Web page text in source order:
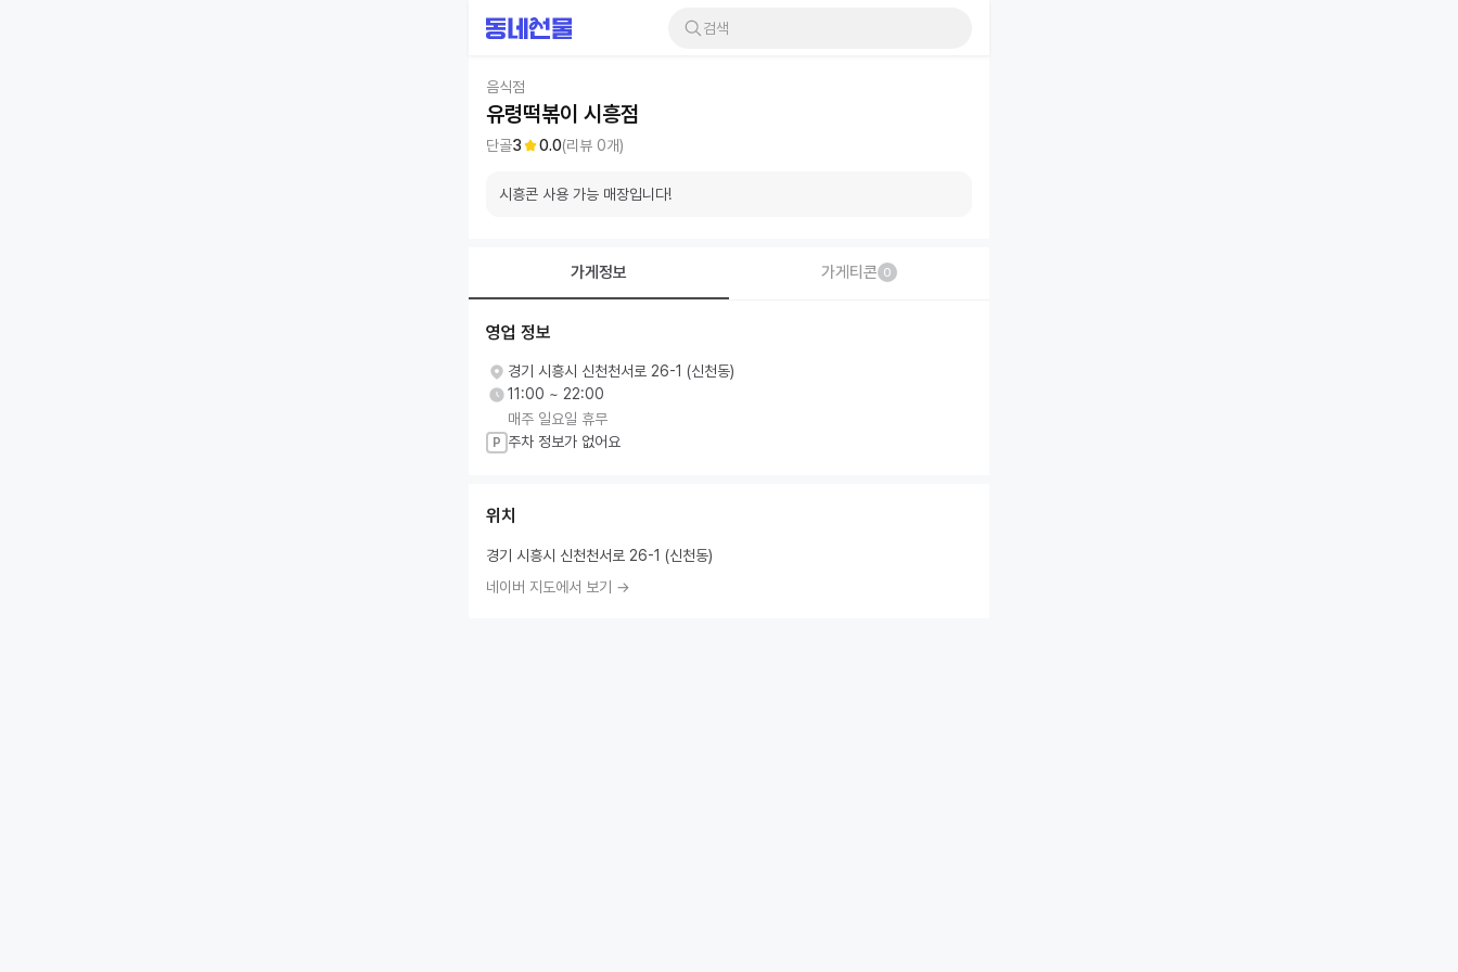
검색
음식점
유령떡볶이 시흥점
단골3 0.0(리뷰 0개)
시흥콘 사용 가능 매장입니다!
가게정보 가게티콘 0
영업 정보
경기 시흥시 신천천서로 26-1 (신천동)
11:00 ~ 22:00
매주 일요일 휴무
P 주차 정보가 없어요
위치
경기 시흥시 신천천서로 26-1 (신천동)
네이버 지도에서 보기 →